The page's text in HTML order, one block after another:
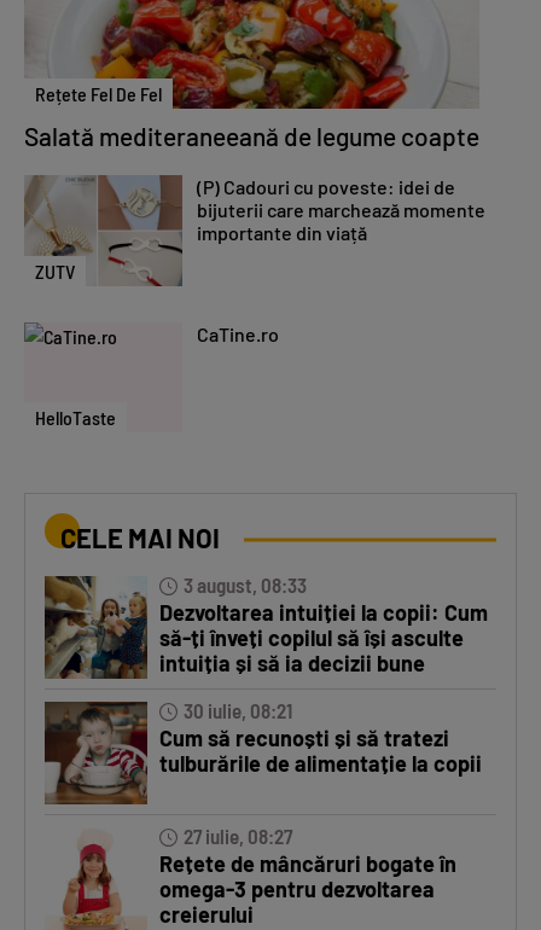
Rețete Fel De Fel
Salată mediteraneeană de legume coapte
ZUTV
(P) Cadouri cu poveste: idei de
bijuterii care marchează momente
importante din viață
HelloTaste
CaTine.ro
CELE MAI NOI
3 august, 08:33
Dezvoltarea intuiției la copii: Cum
să-ți înveți copilul să își asculte
intuiția și să ia decizii bune
30 iulie, 08:21
Cum să recunoști și să tratezi
tulburările de alimentație la copii
27 iulie, 08:27
Rețete de mâncăruri bogate în
omega-3 pentru dezvoltarea
creierului